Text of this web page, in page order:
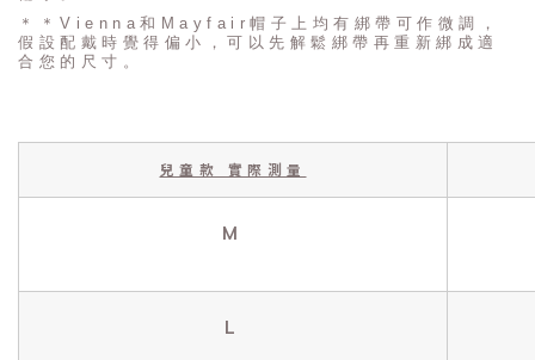
＊＊Vienna和Mayfair帽子上均有綁帶可作微調，
假設配戴時覺得偏小，可以先解鬆綁帶再重新綁成適
合您的尺寸。
兒童款 實際測量
M
L